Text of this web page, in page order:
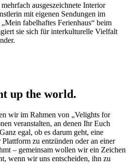
ausgeszeichnete Interior
mit eigenen Sendungen im
fabelhaftes Ferienhaus“ beim
sie sich für interkulturelle Vielfalt
up the world.
wir im Rahmen von „Velights for
veranstalten, an denen Ihr Euch
egal, ob es darum geht, eine
zu entzünden oder an einer
– gemeinsam wollen wir ein Zeichen
wenn wir uns entscheiden, ihn zu